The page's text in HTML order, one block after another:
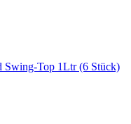
Swing-Top 1Ltr (6 Stück)